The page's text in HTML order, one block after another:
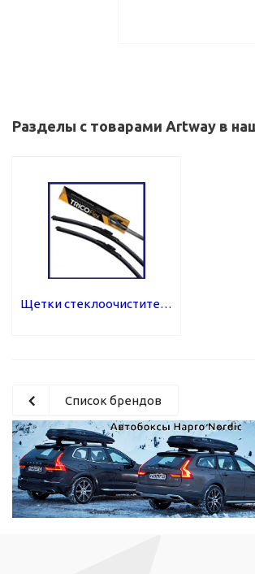
Разделы с товарами Artway в
Щетки стеклоочистителя
Список брендов